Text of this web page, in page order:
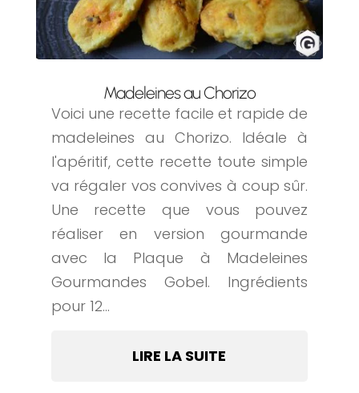
Madeleines au Chorizo
Voici une recette facile et rapide de
madeleines au Chorizo. Idéale à
l'apéritif, cette recette toute simple
va régaler vos convives à coup sûr.
Une recette que vous pouvez
réaliser en version gourmande
avec la Plaque à Madeleines
Gourmandes Gobel. Ingrédients
pour 12...
LIRE LA SUITE